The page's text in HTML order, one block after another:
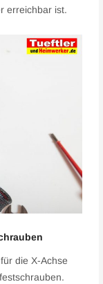
erreichbar ist.
die X-Achse